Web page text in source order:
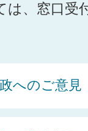
は、窓口受
へのご意見